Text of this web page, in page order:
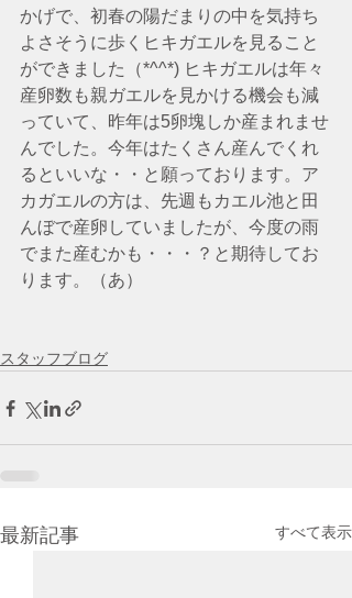
かげで、初春の陽だまりの中を気持ち
よさそうに歩くヒキガエルを見ること
ができました（*^^*) ヒキガエルは年々
産卵数も親ガエルを見かける機会も減
っていて、昨年は5卵塊しか産まれませ
んでした。今年はたくさん産んでくれ
るといいな・・と願っております。ア
カガエルの方は、先週もカエル池と田
んぼで産卵していましたが、今度の雨
でまた産むかも・・・？と期待してお
ります。（あ）
スタッフブログ
最新記事 すべて表示